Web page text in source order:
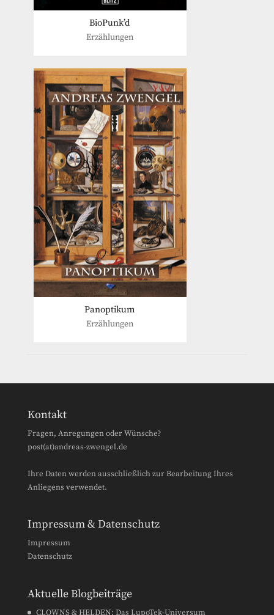
BioPunk’d
Erzählungen
Panoptikum
Erzählungen
Kontakt
Fragen, Anregungen oder Wünsche?
post(at)andreas-zwengel.de
Ihre Daten werden ausschließlich zur Bearbeitung Ihres
Anliegens verwendet.
Impressum & Datenschutz
Impressum
Datenschutz
Aktuelle Blogbeiträge
CLOWNS & HELDEN: Das LupoTek-Universum